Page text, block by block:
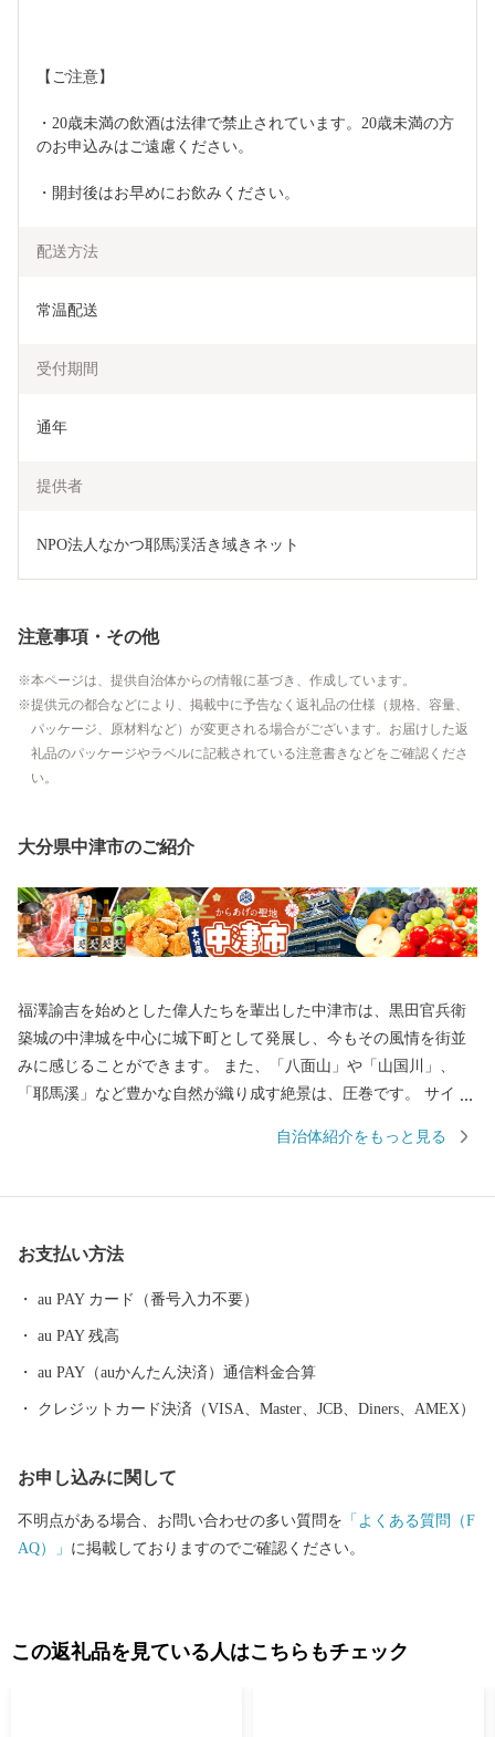
【ご注意】
・20歳未満の飲酒は法律で禁止されています。20歳未満の方
のお申込みはご遠慮ください。
・開封後はお早めにお飲みください。
配送方法
常温配送
受付期間
通年
提供者
NPO法人なかつ耶馬渓活き域きネット
注意事項・その他
本ページは、提供自治体からの情報に基づき、作成しています。
提供元の都合などにより、掲載中に予告なく返礼品の仕様（規格、容量、
パッケージ、原材料など）が変更される場合がございます。お届けした返
礼品のパッケージやラベルに記載されている注意書きなどをご確認くださ
い。
大分県中津市のご紹介
福澤諭吉を始めとした偉人たちを輩出した中津市は、黒田官兵衛
築城の中津城を中心に城下町として発展し、今もその風情を街並
みに感じることができます。 また、「八面山」や「山国川」、
「耶馬溪」など豊かな自然が織り成す絶景は、圧巻です。 サイク
す。 もちろん、市内には温泉スポットも点在しており、‘おんせん
自治体紹介をもっと見る
お支払い方法
au PAY カード（番号入力不要）
au PAY 残高
au PAY（auかんたん決済）通信料金合算
クレジットカード決済（VISA、Master、JCB、Diners、AMEX）
お申し込みに関して
不明点がある場合、お問い合わせの多い質問を 「よくある質問（F
AQ）」 に掲載しておりますのでご確認ください。
この返礼品を見ている人はこちらもチェック